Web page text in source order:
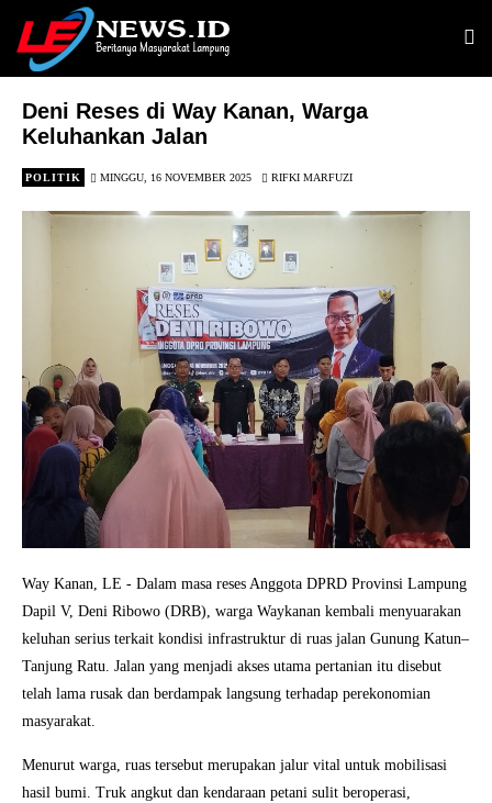
Deni Reses di Way Kanan, Warga
Keluhankan Jalan
POLITIK MINGGU, 16 NOVEMBER 2025 RIFKI MARFUZI
Way Kanan, LE - Dalam masa reses Anggota DPRD Provinsi Lampung
Dapil V, Deni Ribowo (DRB), warga Waykanan kembali menyuarakan
keluhan serius terkait kondisi infrastruktur di ruas jalan Gunung Katun–
Tanjung Ratu. Jalan yang menjadi akses utama pertanian itu disebut
telah lama rusak dan berdampak langsung terhadap perekonomian
masyarakat.
Menurut warga, ruas tersebut merupakan jalur vital untuk mobilisasi
hasil bumi. Truk angkut dan kendaraan petani sulit beroperasi,